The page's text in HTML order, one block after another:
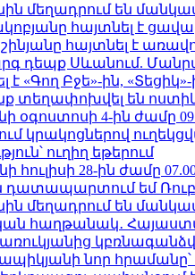
մեղադրում են
հայտնել է
հայտնել է
դեպք Սևանում.
է «Գող Բջե»-ին,
տեղափոխվել են
օգոստոսի 4-ին ժամը
կրակոցներով
ուղիղ եթերում
հուլիսի 28-ին ժամը
եմ
մեղադրում են
հաղթանակ․
նոր